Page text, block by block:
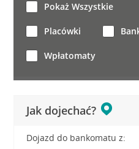
Jak dojechać?
Dojazd do bankomatu z:
Pokaż Wszystkie
Placówki
Wpłatomaty